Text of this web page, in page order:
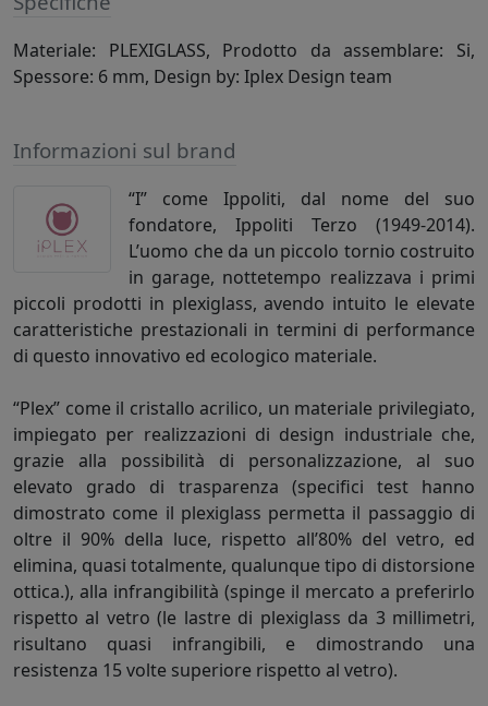
Materiale: PLEXIGLASS, Prodotto da assemblare: Si,
Spessore: 6 mm, Design by: Iplex Design team
Informazioni sul brand
“I” come Ippoliti, dal nome del suo
fondatore, Ippoliti Terzo (1949-2014).
L’uomo che da un piccolo tornio costruito
in garage, nottetempo realizzava i primi
piccoli prodotti in plexiglass, avendo intuito le elevate
caratteristiche prestazionali in termini di performance
di questo innovativo ed ecologico materiale.
“Plex” come il cristallo acrilico, un materiale privilegiato,
impiegato per realizzazioni di design industriale che,
grazie alla possibilità di personalizzazione, al suo
elevato grado di trasparenza (specifici test hanno
dimostrato come il plexiglass permetta il passaggio di
oltre il 90% della luce, rispetto all’80% del vetro, ed
elimina, quasi totalmente, qualunque tipo di distorsione
ottica.), alla infrangibilità (spinge il mercato a preferirlo
rispetto al vetro (le lastre di plexiglass da 3 millimetri,
risultano quasi infrangibili, e dimostrando una
resistenza 15 volte superiore rispetto al vetro).